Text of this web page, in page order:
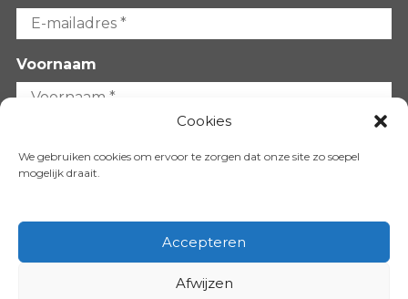
Cookies
We gebruiken cookies om ervoor te zorgen dat onze site zo soepel
mogelijk draait.
Accepteren
Afwijzen
Voornaam
VOLG ONS OP: